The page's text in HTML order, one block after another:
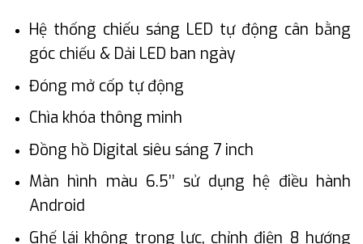
Hệ thống chiếu sáng LED tự động cân bằng
góc chiếu & Dải LED ban ngày
Đóng mở cốp tự động
Chìa khóa thông minh
Đồng hồ Digital siêu sáng 7 inch
Màn hình màu 6.5’’ sử dụng hệ điều hành
Android
Ghế lái không trọng lực, chỉnh điện 8 hướng